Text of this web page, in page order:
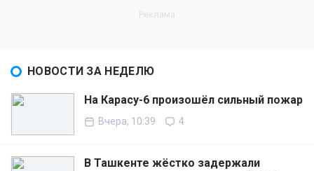
НОВОСТИ ЗА НЕДЕЛЮ
На Карасу-6 произошёл сильный пожар
Вчера, 10:39 4
В Ташкенте жёстко задержали